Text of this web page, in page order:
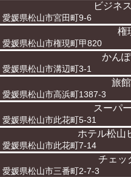
ビジネ
愛媛県松山市宮田町9-6
権
愛媛県松山市権現町甲820
かん
愛媛県松山市溝辺町3-1
旅
愛媛県松山市高浜町1387-3
スーパ
愛媛県松山市此花町5-31
ホテル松山
愛媛県松山市此花町7-14
チェッ
愛媛県松山市三番町2-7-3